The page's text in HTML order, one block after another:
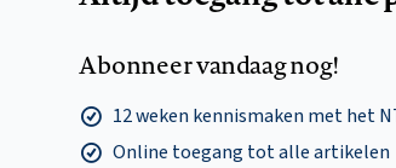
Abonneer vandaag nog!
12 weken kennismaken met het
Online toegang tot alle artikelen